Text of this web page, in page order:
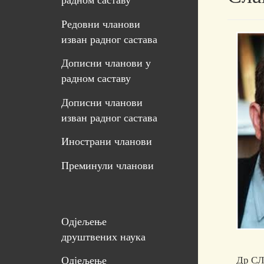
Редовни чланови
изван радног састава
Дописни чланови у
радном саставу
Дописни чланови
изван радног састава
Инострани чланови
Преминули чланови
Одјељење
друштвених наука
Одјељење Др